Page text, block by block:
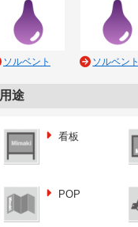
ソルベント ソルベント
用途
看板
POP